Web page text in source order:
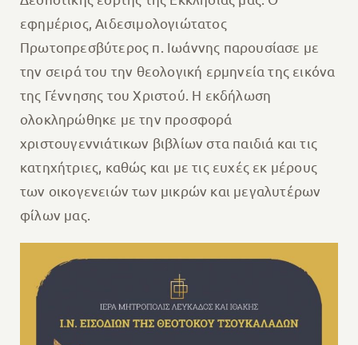
εφημέριος, Αιδεσιμολογιώτατος
Πρωτοπρεσβύτερος π. Ιωάννης παρουσίασε με
την σειρά του την θεολογική ερμηνεία της εικόνα
της Γέννησης του Χριστού. Η εκδήλωση
ολοκληρώθηκε με την προσφορά
χριστουγεννιάτικων βιβλίων στα παιδιά και τις
κατηχήτριες, καθώς και με τις ευχές εκ μέρους
των οικογενειών των μικρών και μεγαλυτέρων
φίλων μας.